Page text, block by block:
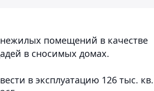
нежилых помещений в качестве
в сносимых домах.
в эксплуатацию 126 тыс.